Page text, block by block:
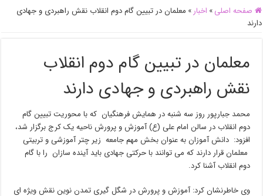
صفحه اصلی » اخبار » معلمان در تبیین گام دوم انقلاب نقش راهبردی و جهادی
دارند
معلمان در تبیین گام دوم انقلاب
نقش راهبردی و جهادی دارند
محمد جبارپور روز سه شنبه در همایش فرهنگیان که با محوریت تبیین گام
دوم انقلاب در سالن امام علی (ع) آموزش و پرورش ناحیه یک کرج برگزار شد،
افزود: دانش آموزان به عنوان بخش مهم جامعه زیر چتر آموزشی و تربیتی
معلمان قرار دارند که می توانند با حرکتی جهادی باید آینده سازان را با گام
دوم انقلاب آشنا کرد.
وی خاطرنشان کرد: آموزش و پرورش در شگل گیری تمدن نوین نقش ویژه ای